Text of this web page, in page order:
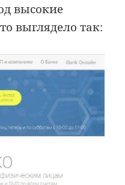
высокие
выглядело так: